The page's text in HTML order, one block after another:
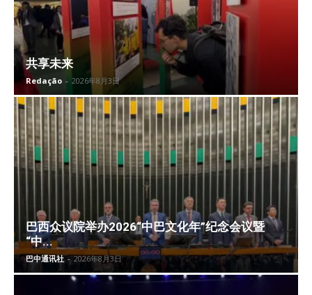
共享未来
Redação - 2026年8月3日
巴西众议院举办2026“中巴文化年”纪念会议暨
“中...
巴中通讯社 - 2026年8月3日